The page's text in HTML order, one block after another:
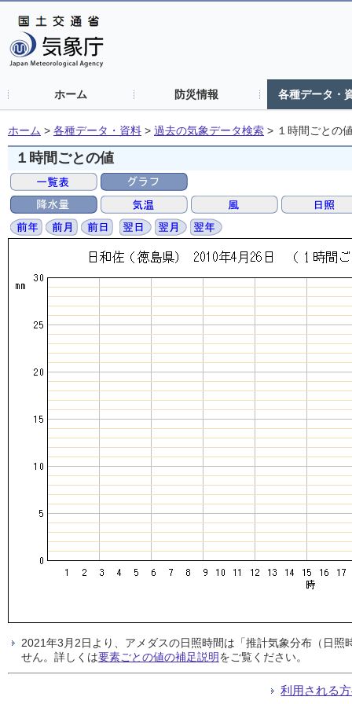
ホーム 防災情報 各種データ・
ホーム > 各種データ・資料 > 過去の気象データ検索 > １時間ごとの
１時間ごとの値
2021年3月2日より、アメダスの日照時間は「推計気象分布（日
せん。詳しくは要素ごとの値の補足説明をご覧ください。
利用される